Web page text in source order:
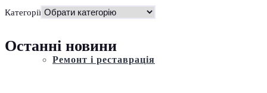
Історія
Ремонт і реставрація
Категорії
Останні новини